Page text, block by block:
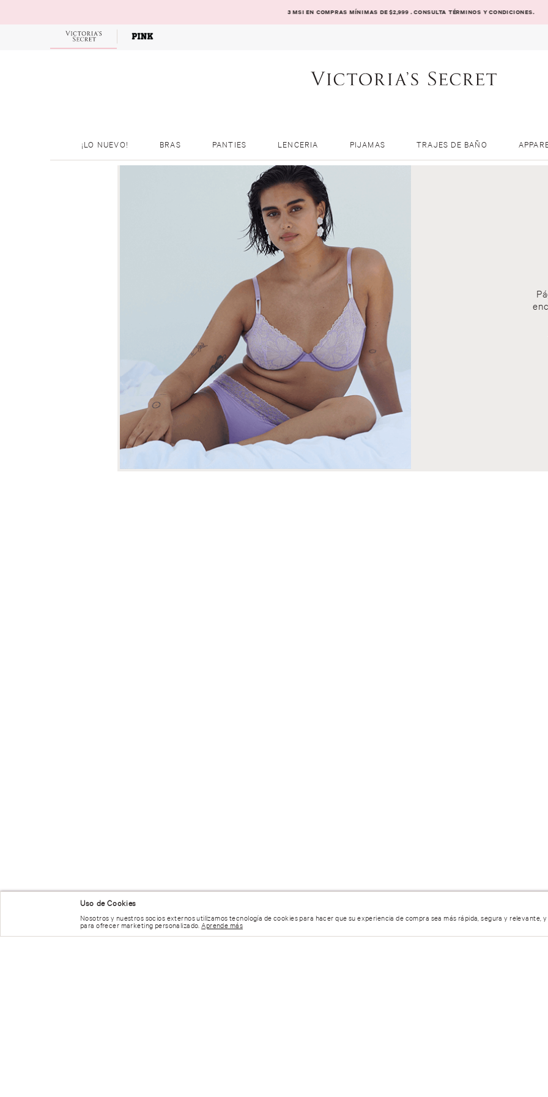
3 MSI EN COMPRAS MÍNIMAS DE $2,999 . CONSULTA TÉRMINOS Y CONDICIONES.
¡LO NUEVO! BRAS PANTIES LENCERIA PIJAMAS TRAJES DE BAÑO
Uso de Cookies
Nosotros y nuestros socios externos utilizamos tecnología de cookies para hacer que su experiencia de compra sea más rápida, segura y relevante, y
para ofrecer marketing personalizado. Aprende más